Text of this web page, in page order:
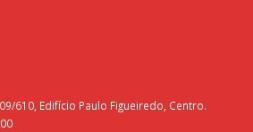
610, Edifício Paulo Figueiredo, Centro.